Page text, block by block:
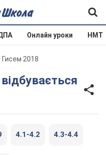
Онлайн уроки НМТ
Гисем 2018
4.1-4.2 4.3-4.4